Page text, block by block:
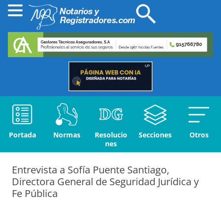
Portada Normas
Resolucio
nes
Secciones Otros
Entrevista a Sofía Puente Santiago,
Directora General de Seguridad Jurídica y
Fe Pública